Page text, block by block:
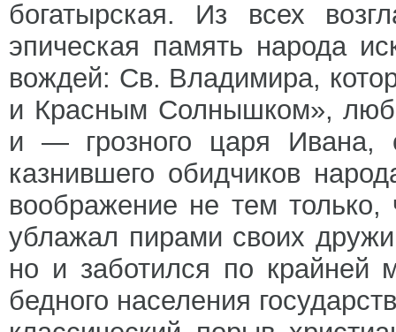
богатырская. Из всех
эпическая память народа
вождей: Св. Владимира,
и Красным Солнышком»,
и — грозного царя Ивана,
казнившего обидчиков
воображение не тем только,
ублажал пирами своих
но и заботился по крайней
бедного населения